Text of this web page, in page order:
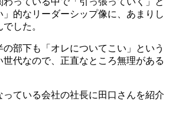
的なリーダーシップ像に、あまりし
した。
の部下も「オレについてこい」という
代なので、正直なところ無理がある
ている会社の社長に田口さんを紹介